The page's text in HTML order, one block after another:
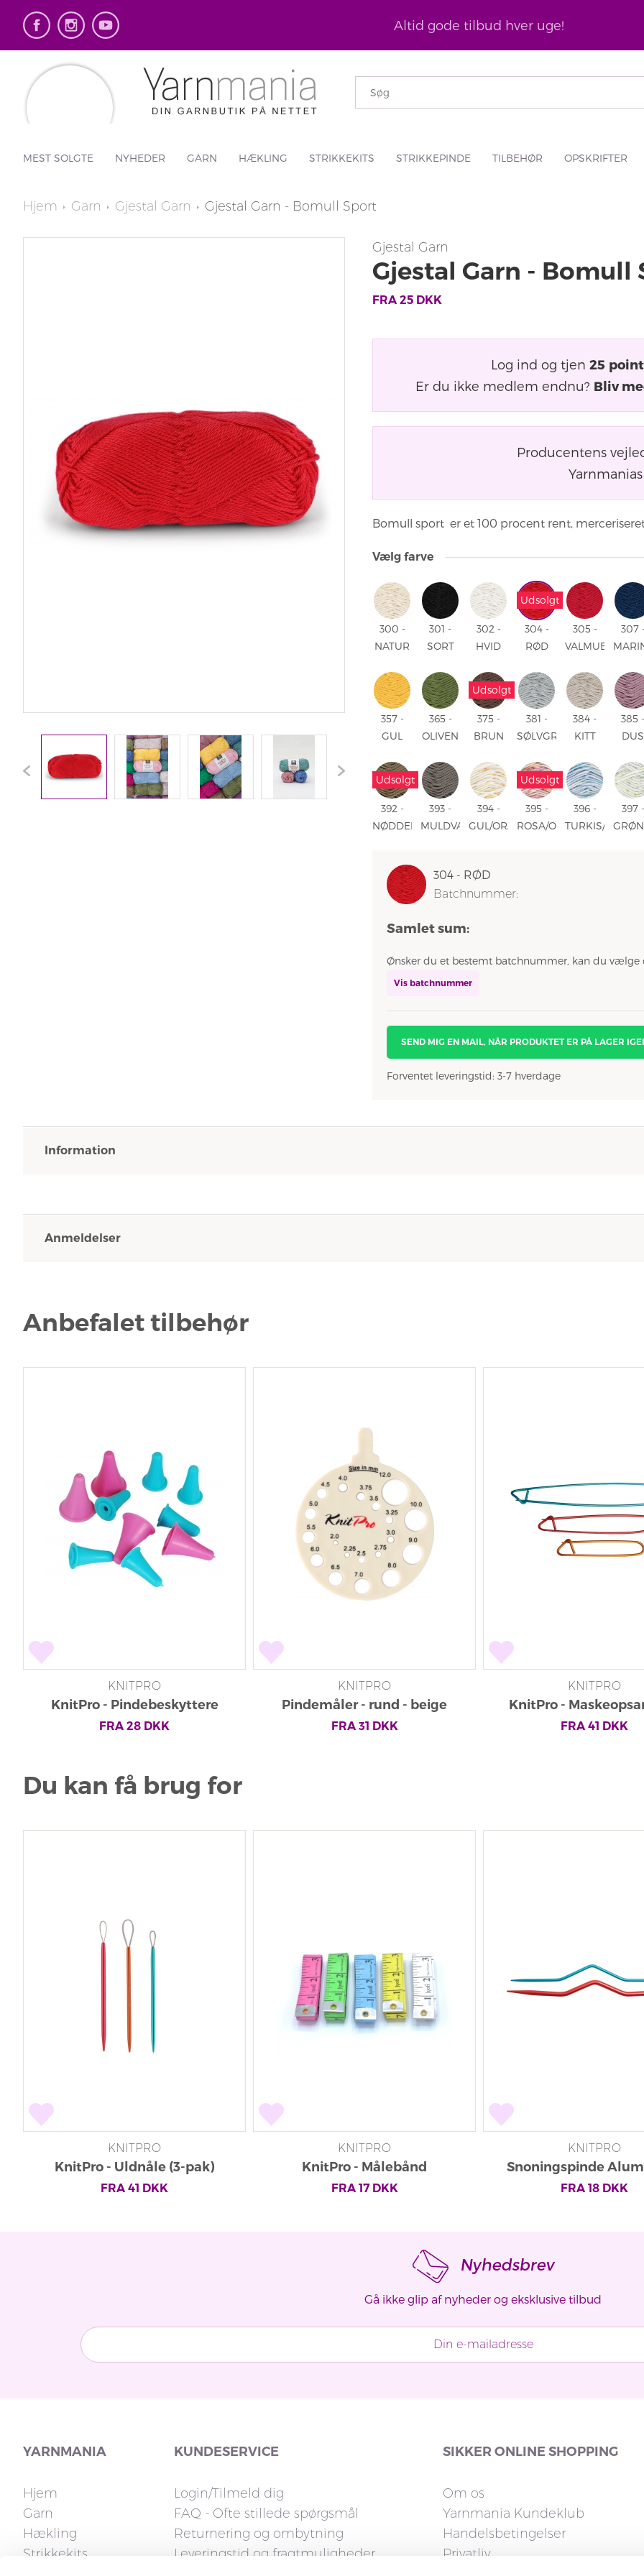
Altid gode tilbud hver uge!
MEST SOLGTE NYHEDER GARN HÆKLING STRIKKEKITS STRIKKEPINDE TILBEHØR OPSKRIFTER
Hjem Garn Gjestal Garn Gjestal Garn - Bomull Sport
Gjestal Garn
Gjestal Garn - Bomull
FRA 25 DKK
Log ind og tjen 25 point
Er du ikke medlem endnu? Bliv
Producentens
Bomull sport er et 100 procent rent,
Vælg farve
300 -
NATUR
301 -
SORT
302 -
HVID
Udsolgt
304 -
RØD
305 -
VALMUE
307
357 -
GUL
365 -
OLIVEN
Udsolgt
375 -
BRUN
381 -
SØLVGRÅ
384 -
KITT
385 -
DUS
Udsolgt
392 -
NØDDEBRUN
393 -
MULDVARP
394 -
GUL/ORANGE
Udsolgt
395 -
ROSA/ORANGE
396 -
TURKIS/LILLA
397 -
304 - RØD
Batchnummer:
Samlet sum:
Ønsker du et bestemt batchnummer, kan du vælge
Vis batchnummer
SEND MIG EN MAIL, NÅR PRODUKTET ER PÅ LAGER
Forventet leveringstid: 3-7 hverdage
Information
Anmeldelser
Anbefalet tilbehør
KNITPRO
KnitPro - Pindebeskyttere
FRA 28 DKK
KNITPRO
Pindemåler - rund - beige
FRA 31 DKK
KNITPRO
KnitPro -
FRA 41 DKK
Du kan få brug for
KNITPRO
KnitPro - Uldnåle (3-pak)
FRA 41 DKK
KNITPRO
KnitPro - Målebånd
FRA 17DKK
KNITPRO
Snoningspinde
FRA 18 DKK
Nyhedsbrev
Gå ikke glip af nyheder og eksklusive tilbud
YARNMANIA
Hjem
Garn
Hækling
Strikkekits
KUNDESERVICE
Login/Tilmeld dig
FAQ - Ofte stillede spørgsmål
Returnering og ombytning
Leveringstid og fragtmuligheder
SIKKER ONLINE SHOPPING
Om os
Yarnmania Kundeklub
Handelsbetingelser
Privatliv